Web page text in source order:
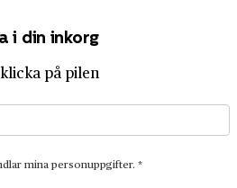
i din inkorg
på pilen